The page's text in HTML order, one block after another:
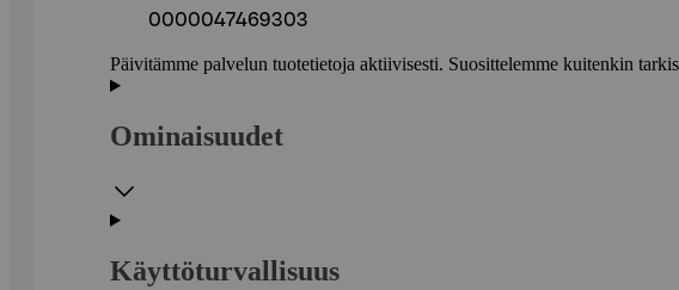
0000047469303
Päivitämme palvelun tuotetietoja aktiivisesti. Suosittelemme kuitenkin
Ominaisuudet
Käyttöturvallisuus